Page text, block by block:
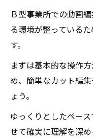
スキルを仕事に
編集技術の現場
力を育む方法
楽しみながら成
Ｂ型事業所での動画
る環境が整っている
す。
まずは基本的な操作
め、簡単なカット編
ょう。
ゆっくりとしたペー
せて確実に理解を深め